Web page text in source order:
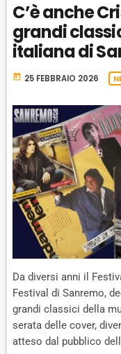
C’è anche
grandi
italiana di
today 25 FEBBRAIO 2026
Da diversi anni il
Festival di Sanremo,
grandi classici della
serata delle cover,
atteso dal pubblico